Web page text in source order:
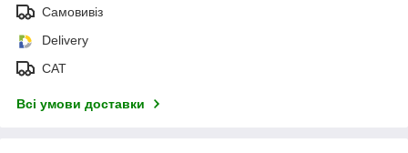
Самовивіз
Delivery
САТ
Всі умови доставки